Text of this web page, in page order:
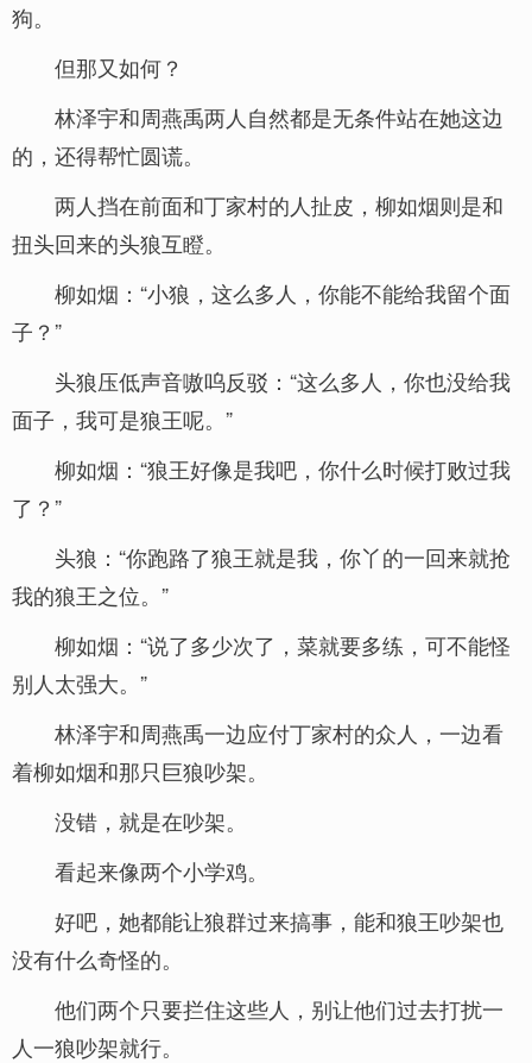
狗。
但那又如何？
林泽宇和周燕禹两人自然都是无条件站在她这边
的，还得帮忙圆谎。
两人挡在前面和丁家村的人扯皮，柳如烟则是和
扭头回来的头狼互瞪。
柳如烟：“小狼，这么多人，你能不能给我留个面
子？”
头狼压低声音嗷呜反驳：“这么多人，你也没给我
面子，我可是狼王呢。”
柳如烟：“狼王好像是我吧，你什么时候打败过我
了？”
头狼：“你跑路了狼王就是我，你丫的一回来就抢
我的狼王之位。”
柳如烟：“说了多少次了，菜就要多练，可不能怪
别人太强大。”
林泽宇和周燕禹一边应付丁家村的众人，一边看
着柳如烟和那只巨狼吵架。
没错，就是在吵架。
看起来像两个小学鸡。
好吧，她都能让狼群过来搞事，能和狼王吵架也
没有什么奇怪的。
他们两个只要拦住这些人，别让他们过去打扰一
人一狼吵架就行。